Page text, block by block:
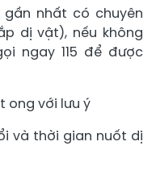
nhất có chuyên
dị vật), nếu không
ngay 115 để được
ong với lưu ý
và thời gian nuốt dị